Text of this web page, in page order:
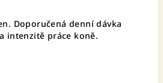
Doporučená denní dávka
intenzitě práce koně.